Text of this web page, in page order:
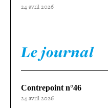
24 avril 2026
Le journal
Contrepoint n°46
24 avril 2026